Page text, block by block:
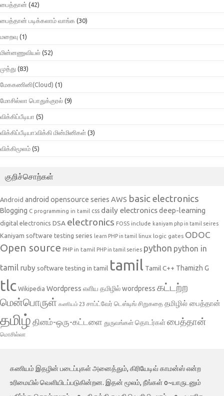
பைத்தான் (42)
பைத்தான் படிக்கலாம் வாங்க (30)
மறைவு (1)
மின்னணுவியல் (52)
முத்து (83)
மேககணினி(Cloud) (1)
மோசில்லா பொதுக்குரல் (9)
விக்கிப்பீடியா (5)
விக்கிப்பீடியா:விக்கி மின்மினிகள் (3)
விக்கிமூலம் (5)
குறிச்சொற்கள்
Android android opensource series AWS basic electronics
Blogging C programming in tamil css daily electronicsdeep-learning
digital electronics DSA electronics FOSS include kaniyam php in tamil seires
Kaniyam software testing series learn PHP in tamil linux logic gates ODOC
Open source PHP in tamil PHP in tamil series python python in
tamil ruby software testing in tamil tamil Tamil C++ Thamizh G
tlc Wikipedia Wordpress எளிய தமிழில் wordpress கட்டற்ற
மென்பொருள் கணியம் 23 சாப்ட்வேர் டெஸ்டிங் சிறுகதை தமிழில் பைத்தான்
தமிழ் தினம்-ஒரு-கட்டளை துருவங்கள் தொடர்கள்பைத்தான்
மொசில்லா
கணியம் இதழின் படைப்புகள் அனைத்தும், கிரியேடிவ் காமன்ஸ் என்ற
உரிமையில் வெளியிடப்படுகின்றன. இதன் மூலம், நீங்கள் o~யாருடனும்